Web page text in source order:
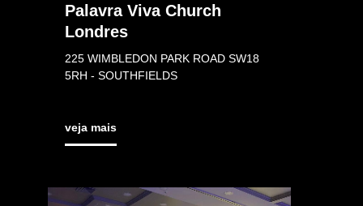
Palavra Viva Church
Londres
225 WIMBLEDON PARK ROAD SW18
5RH - SOUTHFIELDS
veja mais